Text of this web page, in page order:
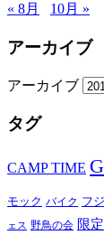
« 8月
10月 »
アーカイブ
アーカイブ
タグ
CAMP TIME
モック バイク フ
ェス 野鳥の会 限定